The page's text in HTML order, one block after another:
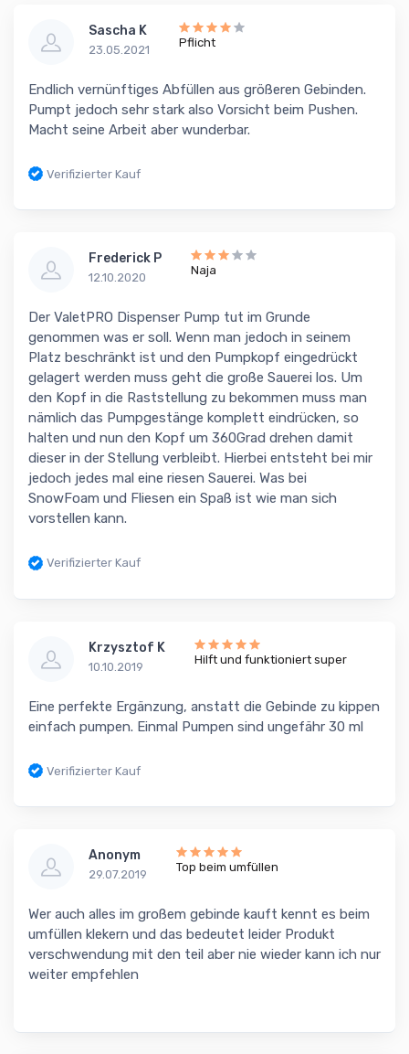
Sascha K
23.05.2021
Pflicht
Endlich vernünftiges Abfüllen aus größeren Gebinden.
Pumpt jedoch sehr stark also Vorsicht beim Pushen.
Macht seine Arbeit aber wunderbar.
Verifizierter Kauf
Frederick P
12.10.2020
Naja
Der ValetPRO Dispenser Pump tut im Grunde
genommen was er soll. Wenn man jedoch in seinem
Platz beschränkt ist und den Pumpkopf eingedrückt
gelagert werden muss geht die große Sauerei los. Um
den Kopf in die Raststellung zu bekommen muss man
nämlich das Pumpgestänge komplett eindrücken, so
halten und nun den Kopf um 360Grad drehen damit
dieser in der Stellung verbleibt. Hierbei entsteht bei mir
jedoch jedes mal eine riesen Sauerei. Was bei
SnowFoam und Fliesen ein Spaß ist wie man sich
vorstellen kann.
Verifizierter Kauf
Krzysztof K
10.10.2019
Hilft und funktioniert super
Eine perfekte Ergänzung, anstatt die Gebinde zu kippen
einfach pumpen. Einmal Pumpen sind ungefähr 30 ml
Verifizierter Kauf
Anonym
29.07.2019
Top beim umfüllen
Wer auch alles im großem gebinde kauft kennt es beim
umfüllen klekern und das bedeutet leider Produkt
verschwendung mit den teil aber nie wieder kann ich nur
weiter empfehlen